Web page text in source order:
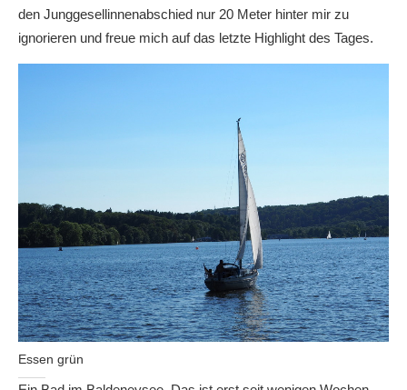
den Junggesellinnenabschied nur 20 Meter hinter mir zu
ignorieren und freue mich auf das letzte Highlight des Tages.
Essen grün